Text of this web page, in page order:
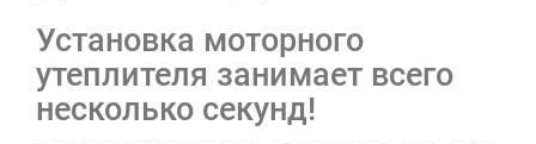
Установка моторного
утеплителя занимает всего
несколько секунд!